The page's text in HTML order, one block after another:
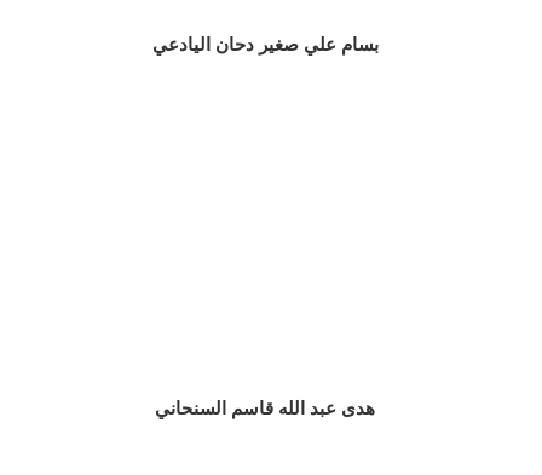
بسام علي صغير دحان اليادعي
هدى عبد الله قاسم السنحاني